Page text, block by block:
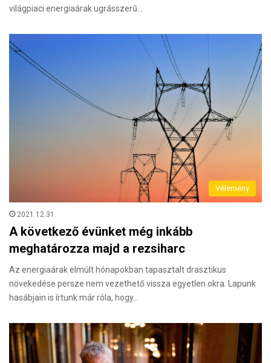
világpiaci energiaárak ugrásszerű…
Vélemény
2021.12.31.
A következő évünket még inkább
meghatározza majd a rezsiharc
Az energiaárak elmúlt hónapokban tapasztalt drasztikus
növekedése persze nem vezethető vissza egyetlen okra. Lapunk
hasábjain is írtunk már róla, hogy…